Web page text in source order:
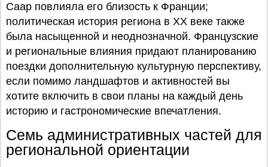
Саар повлияла его близость к Франции;
политическая история региона в XX веке также
была насыщенной и неоднозначной. Французские
и региональные влияния придают планированию
поездки дополнительную культурную перспективу,
если помимо ландшафтов и активностей вы
хотите включить в свои планы на каждый день
историю и гастрономические впечатления.
Семь административных частей для
региональной ориентации